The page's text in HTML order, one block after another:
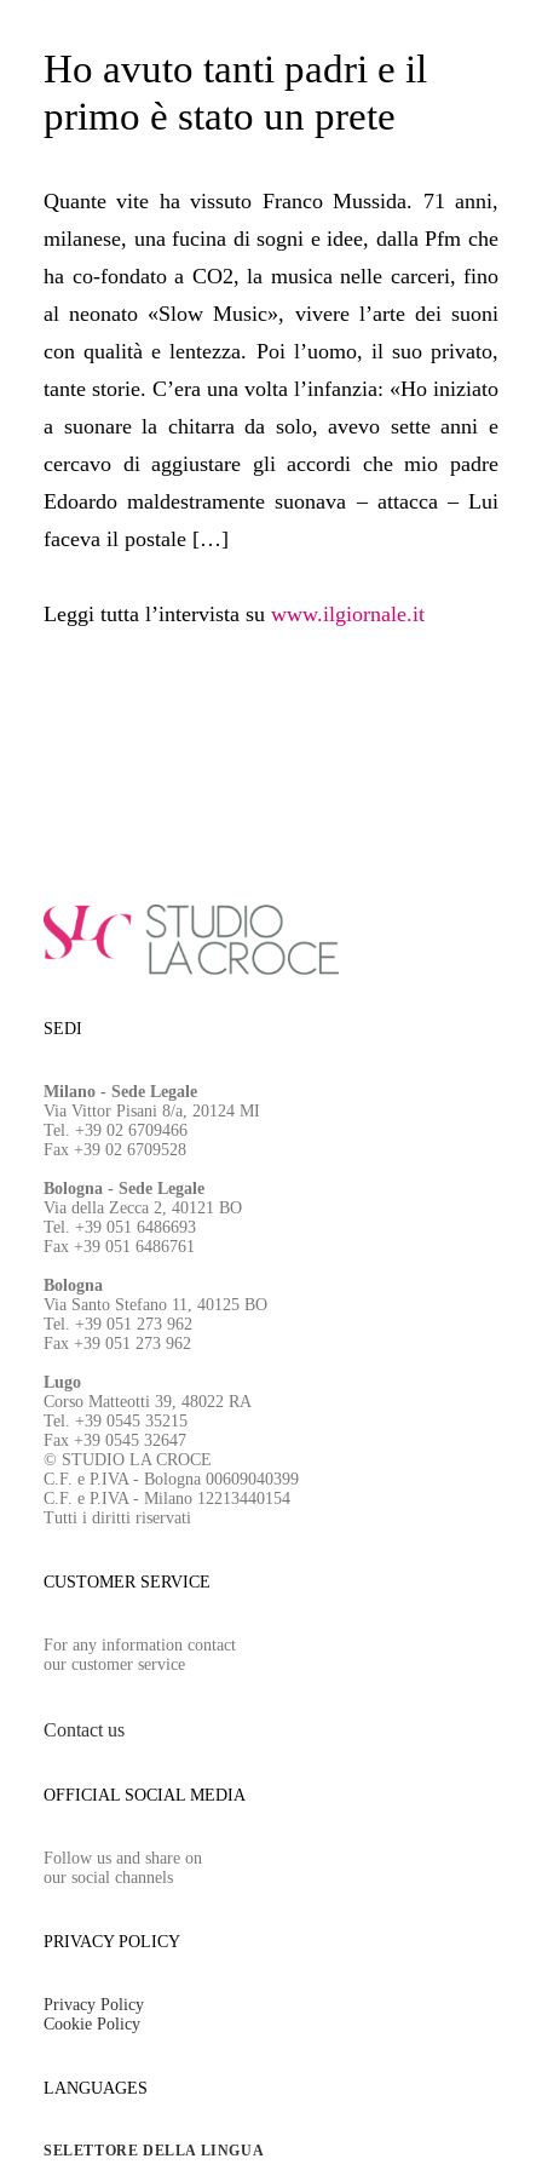
Ho avuto tanti padri e il
primo è stato un prete
Quante vite ha vissuto Franco Mussida. 71 anni,
milanese, una fucina di sogni e idee, dalla Pfm che
ha co-fondato a CO2, la musica nelle carceri, fino
al neonato «Slow Music», vivere l’arte dei suoni
con qualità e lentezza. Poi l’uomo, il suo privato,
tante storie. C’era una volta l’infanzia: «Ho iniziato
a suonare la chitarra da solo, avevo sette anni e
cercavo di aggiustare gli accordi che mio padre
Edoardo maldestramente suonava – attacca – Lui
faceva il postale […]
Leggi tutta l’intervista su www.ilgiornale.it
SEDI
Milano - Sede Legale
Via Vittor Pisani 8/a, 20124 MI
Tel. +39 02 6709466
Fax +39 02 6709528
Bologna - Sede Legale
Via della Zecca 2, 40121 BO
Tel. +39 051 6486693
Fax +39 051 6486761
Bologna
Via Santo Stefano 11, 40125 BO
Tel. +39 051 273 962
Fax +39 051 273 962
Lugo
Corso Matteotti 39, 48022 RA
Tel. +39 0545 35215
Fax +39 0545 32647
© STUDIO LA CROCE
C.F. e P.IVA - Bologna 00609040399
C.F. e P.IVA - Milano 12213440154
Tutti i diritti riservati
CUSTOMER SERVICE
For any information contact
our customer service
Contact us
OFFICIAL SOCIAL MEDIA
Follow us and share on
our social channels
PRIVACY POLICY
Privacy Policy
Cookie Policy
LANGUAGES
SELETTORE DELLA LINGUA